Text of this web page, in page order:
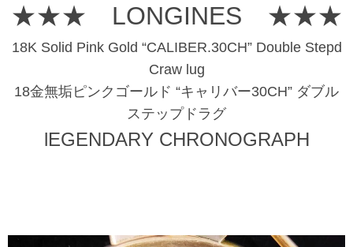
★★★ LONGINES ★★★
18K Solid Pink Gold “CALIBER.30CH” Double Stepd
Craw lug
18金無垢ピンクゴールド “キャリバー30CH” ダブル
ステップドラグ
lEGENDARY CHRONOGRAPH